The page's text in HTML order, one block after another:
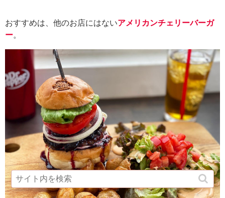
おすすめは、他のお店にはないアメリカンチェリーバーガ
ー。